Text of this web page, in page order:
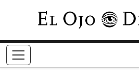
Pasar